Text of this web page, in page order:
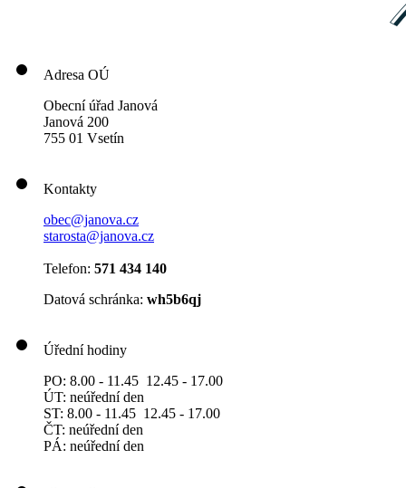
Adresa OÚ
Obecní úřad Janová
Janová 200
755 01 Vsetín
Kontakty
obec@janova.cz
starosta@janova.cz
Telefon: 571 434 140
Datová schránka: wh5b6qj
Úřední hodiny
PO: 8.00 - 11.45 12.45 - 17.00
ÚT: neúřední den
ST: 8.00 - 11.45 12.45 - 17.00
ČT: neúřední den
PÁ: neúřední den